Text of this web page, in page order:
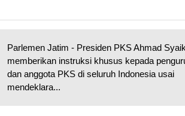
Parlemen Jatim - Presiden PKS Ahmad
memberikan instruksi khusus kepada
dan anggota PKS di seluruh Indonesia usai
mendeklara...